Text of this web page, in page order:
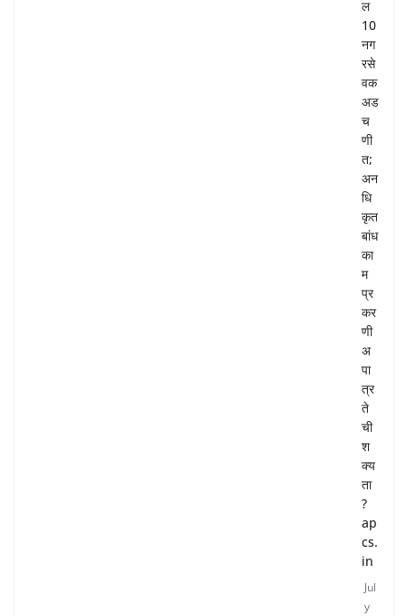
ल
10
नग
रसे
वक
अड
च
णी
त;
अन
धि
कृत
बांध
का
म
प्र
कर
णी
अ
पा
त्र
ते
ची
श
क्य
ता
?
ap
cs.
in
Jul
y